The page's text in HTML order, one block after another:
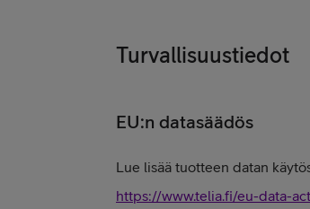
Turvallisuustiedot
EU:n datasäädös
Lue lisää tuotteen datan
https://www.telia.fi/eu-data-act